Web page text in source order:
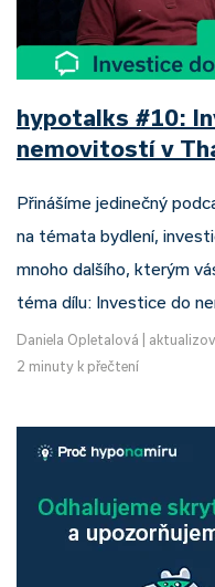
hypotalks #10:
nemovitostí v
Přinášíme jedinečný
na témata bydlení,
mnoho dalšího, kterým
téma dílu: Investice do
Daniela Opletalová
2 minuty k přečtení